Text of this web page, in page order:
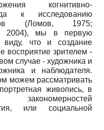
когнитивно-
к исследованию
(Ломов, 1975;
2004), мы в первую
что и создание
восприятие зрителем -
случае - художника и
и наблюдателя.
можем рассматривать
живопись, в
или социальной